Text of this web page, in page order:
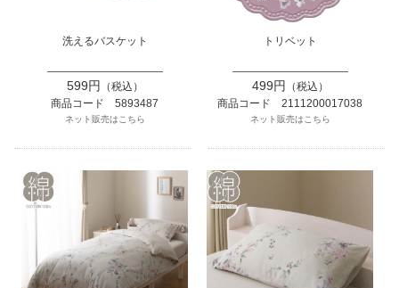
洗えるバスケット
599円
（税込）
商品コード 5893487
ネット販売はこちら
トリベット
499円
（税込）
商品コード 2111200017038
ネット販売はこちら